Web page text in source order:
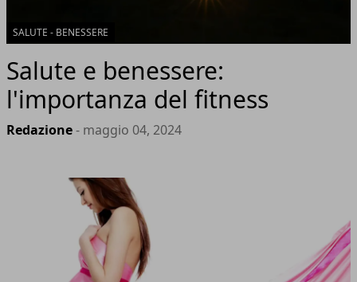
SALUTE - BENESSERE
Salute e benessere:
l'importanza del fitness
Redazione- maggio 04, 2024